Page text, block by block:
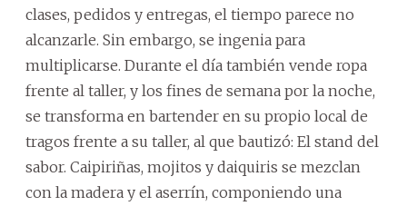
clases, pedidos y entregas, el tiempo parece no
alcanzarle. Sin embargo, se ingenia para
multiplicarse. Durante el día también vende ropa
frente al taller, y los fines de semana por la noche,
se transforma en bartender en su propio local de
tragos frente a su taller, al que bautizó: El stand del
sabor. Caipiriñas, mojitos y daiquiris se mezclan
con la madera y el aserrín, componiendo una